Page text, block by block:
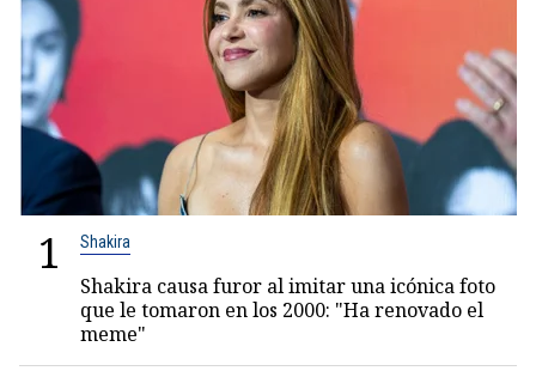
1 Shakira
Shakira causa furor al imitar una icónica foto
que le tomaron en los 2000: "Ha renovado el
meme"